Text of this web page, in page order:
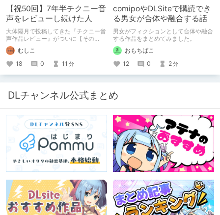
【祝50回】7年半チクニー音
声をレビューし続けた人
大体隔月で投稿してきた『チクニー音
声作品レビュー』がついに【その
50】を迎えました！ 約7年半チクニー
し続け、おシコり報告をしてきただけ
ですけど記念は記念。 皆様への感謝
を伝えたり、これまでの投稿を振り返
ります。
むしこ
18
0 11 分
comipoやDLSiteで購読でき
る男女が合体や融合する話
男女がフィクションとして合体や融合
する作品をまとめてみました。
おもちばこ
12
0 2分
DLチャンネル公式まとめ